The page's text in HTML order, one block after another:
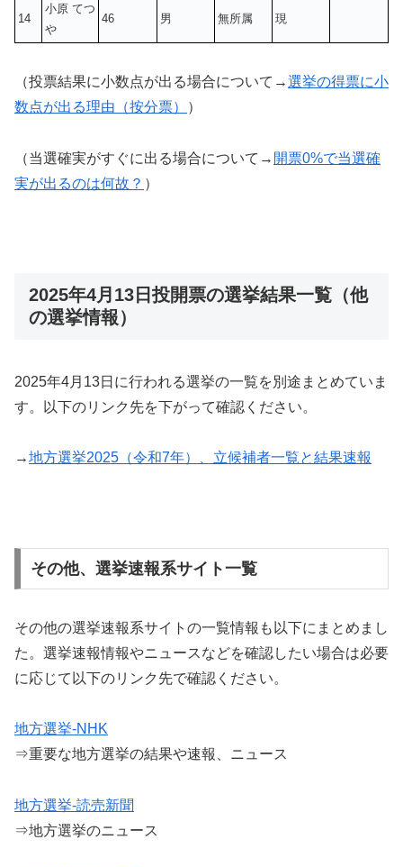
14
小原 てつ
や
46 男 無所属 現
（投票結果に小数点が出る場合について→選挙の得票に小
数点が出る理由（按分票）
）
（当選確実がすぐに出る場合について→ 開票0%で当選確
実が出るのは何故？ ）
2025年4月13日投開票の選挙結果一覧（他
の選挙情報）
2025年4月13日に行われる選挙の一覧を別途まとめていま
す。以下のリンク先を下がって確認ください。
→地方選挙2025（令和7年）、立候補者一覧と結果速報
その他、選挙速報系サイト一覧
その他の選挙速報系サイトの一覧情報も以下にまとめまし
た。選挙速報情報やニュースなどを確認したい場合は必要
に応じて以下のリンク先で確認ください。
地方選挙-NHK
⇒重要な地方選挙の結果や速報、ニュース
地方選挙-読売新聞
⇒地方選挙のニュース